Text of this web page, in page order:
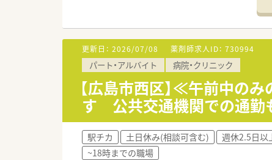
■広島県を中心に約30店舗展
■創立から30年を超え、優良
■患者様ファーストを心がけ、
【勤務実態について】
■時間外手当や休日手当は1分単
■昼休憩時間中の勤務も残業代
■冬季や連休前など忙しい時期
【こんな方にオススメ】
■メリハリをつけて働きたい方
■これから在宅業務に挑戦した
■福利厚生が充実している法人
更新日： 2026/07/08 薬剤師求人ID： 730994
パート・アルバイト 病院・クリニック
【広島市西区】≪午前中の
す 公共交通機関での通勤
駅チカ 土日休み(相談可含む) 週休2.5日以
~18時までの職場